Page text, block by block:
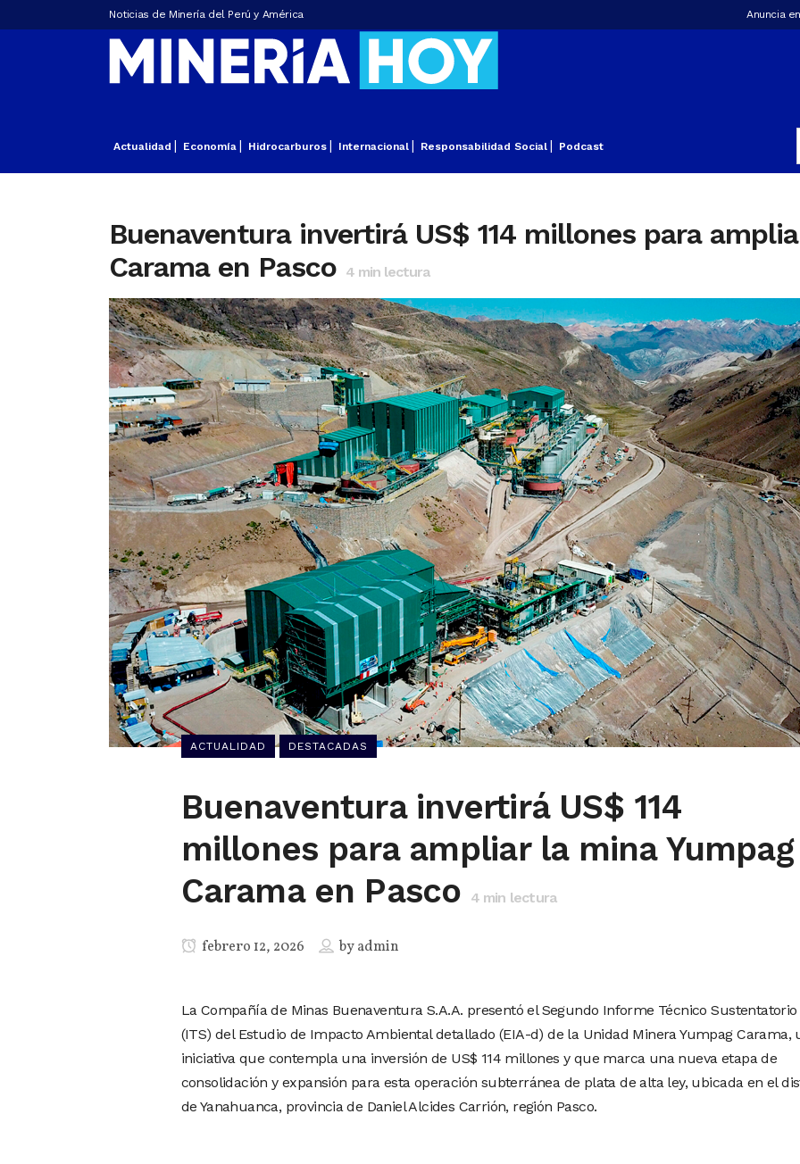
Noticias de Minería del Perú y América Anuncia
Actualidad Economía Hidrocarburos Internacional Responsabilidad Social Podcast
Buenaventura invertirá US$ 114 millones para
Carama en Pasco 4 min lectura
ACTUALIDAD DESTACADAS
Buenaventura invertirá US$ 114
millones para ampliar la mina Yumpag
Carama en Pasco
4min lectura
febrero 12, 2026 byadmin
La Compañía de Minas Buenaventura S.A.A. presentó el Segundo Informe Técnico Sustentatorio
(ITS) del Estudio de Impacto Ambiental detallado (EIA-d) de la Unidad Minera Yumpag Carama,
iniciativa que contempla una inversión de US$ 114 millones y que marca una nueva etapa de
consolidación y expansión para esta operación subterránea de plata de alta ley, ubicada en el
de Yanahuanca, provincia de Daniel Alcides Carrión, región Pasco.